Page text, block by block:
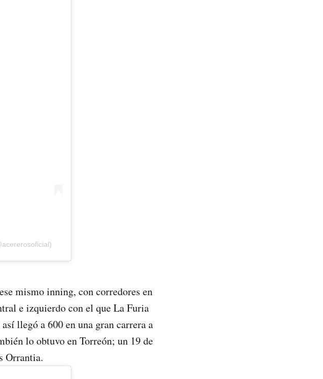
mismo inning, con corredores en
e izquierdo con el que La Furia
llegó a 600 en una gran carrera a
lo obtuvo en Torreón; un 19 de
Orrantia.